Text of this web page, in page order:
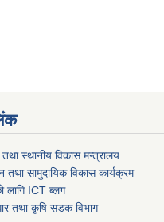
तथा स्थानीय विकास मन्त्रालय
तथा सामुदायिक विकास कार्यक्रम
लागि ICT ब्लग
तथा कृषि सडक विभाग